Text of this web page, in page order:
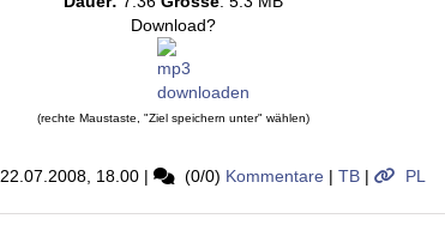
Download?
(rechte Maustaste, "Ziel speichern unter" wählen)
22.07.2008, 18.00 | (0/0) Kommentare | TB | PL